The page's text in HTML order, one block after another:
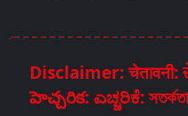
Disclaimer: चेतावनी: